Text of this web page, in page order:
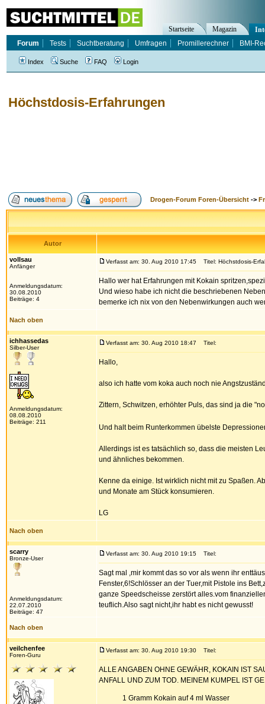
Höchstdosis-Erfahrungen
Drogen-Forum Foren-Übersicht ->
Autor
vollsau
Anfänger
Anmeldungsdatum:
30.08.2010
Beiträge: 4
Verfasst am: 30. Aug 2010 17:45 Titel: Höchstdosis-
Hallo wer hat Erfahrungen mit Kokain
Und wieso habe ich nicht die beschriebenen
bemerke ich nix von den Nebenwirkungen auch
Nach oben
ichhassedas
Silber-User
Anmeldungsdatum:
08.08.2010
Beiträge: 211
Verfasst am: 30. Aug 2010 18:47 Titel:
Hallo,
also ich hatte vom koka auch noch nie
Zittern, Schwitzen, erhöhter Puls, das sind ja die
Und halt beim Runterkommen übelste
Allerdings ist es tatsächlich so, dass die meisten
und ähnliches bekommen.
Kenne da einige. Ist wirklich nicht mit zu Spaßen.
und Monate am Stück konsumieren.
LG
Nach oben
scarry
Bronze-User
Anmeldungsdatum:
22.07.2010
Beiträge: 47
Verfasst am: 30. Aug 2010 19:15 Titel:
Sagt mal ,mir kommt das so vor als wenn ihr
Fenster,6!Schlösser an der Tuer,mit Pistole ins
ganze Speedscheisse zerstört alles.vom
teuflich.Also sagt nicht,ihr habt es nicht gewusst!
Nach oben
veilchenfee
Foren-Guru
Verfasst am: 30. Aug 2010 19:30 Titel:
ALLE ANGABEN OHNE GEWÄHR, KOKAIN IST
ANFALL UND ZUM TOD. MEINEM KUMPEL IST
1 Gramm Kokain auf 4 ml Wasser
Startseite Magazin
Forum
Tests Suchtberatung Umfragen Promillerechner BMI-
Index Suche FAQ Login